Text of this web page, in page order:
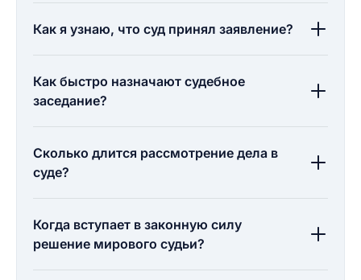
Как я узнаю, что суд принял заявление?
Как быстро назначают судебное
заседание?
Сколько длится рассмотрение дела в
суде?
Когда вступает в законную силу
решение мирового судьи?